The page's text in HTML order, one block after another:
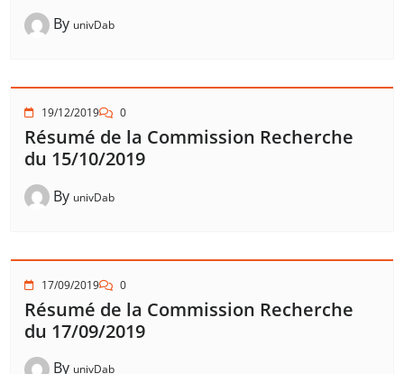
By univDab
19/12/2019 0
Résumé de la Commission Recherche
du 15/10/2019
By univDab
17/09/2019 0
Résumé de la Commission Recherche
du 17/09/2019
By univDab